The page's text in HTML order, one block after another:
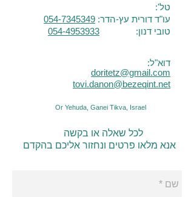
לכל שאלה או בקשה
אנא מלאו פרטים ונחזור אליכם בהקדם
טל':
עו"ד דורית עץ-הדר: 054-7345349
טובי דנון: 054-4953933
דוא"ל:
doritetz@gmail.com
tovi.danon@bezeqint.net
Or Yehuda, Ganei Tikva, Israel